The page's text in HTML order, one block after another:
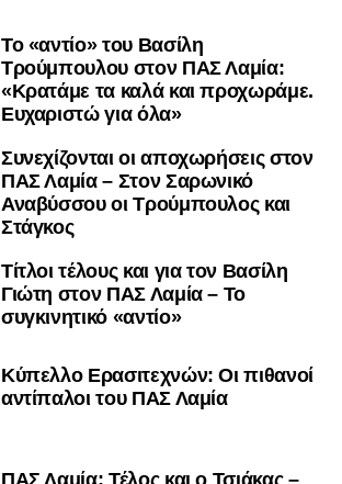
Το «αντίο» του Βασίλη
Τρούμπουλου στον ΠΑΣ Λαμία:
«Κρατάμε τα καλά και προχωράμε.
Ευχαριστώ για όλα»
Συνεχίζονται οι αποχωρήσεις στον
ΠΑΣ Λαμία – Στον Σαρωνικό
Αναβύσσου οι Τρούμπουλος και
Στάγκος
Τίτλοι τέλους και για τον Βασίλη
Γιώτη στον ΠΑΣ Λαμία – Το
συγκινητικό «αντίο»
Κύπελλο Ερασιτεχνών: Οι πιθανοί
αντίπαλοι του ΠΑΣ Λαμία